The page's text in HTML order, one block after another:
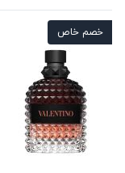
خصم خاص